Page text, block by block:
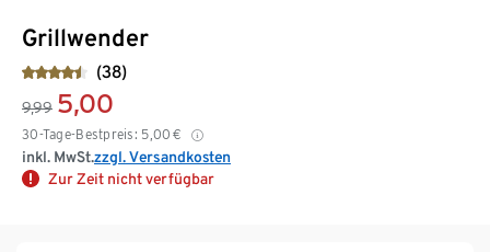
Grillwender
(38)
9,99 5,00
30-Tage-Bestpreis: 5,00 €
inkl. MwSt.zzgl. Versandkosten
Zur Zeit nicht verfügbar